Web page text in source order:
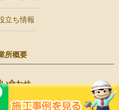
立ち情報
所概要
合わせ